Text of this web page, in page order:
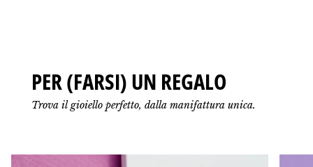
PER (FARSI) UN REGALO
Trova il gioiello perfetto, dalla manifattura unica.